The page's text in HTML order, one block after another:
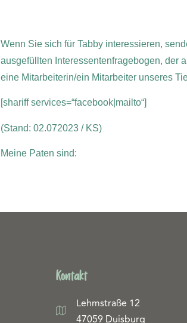
Wenn Sie sich für Tabby interessieren,
ausgefüllten Interessentenfragebogen, der
eine Mitarbeiterin/ein Mitarbeiter unseres
[shariff services=“facebook|mailto“]
(Stand: 02.072023 / KS)
Meine Paten sind:
Kontakt
Lehmstraße 12
47059 Duisburg